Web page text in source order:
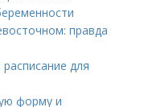
правда
для
форму и